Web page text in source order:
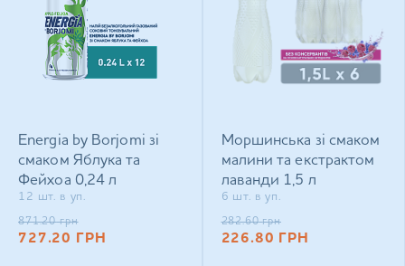
Energia by Borjomi зі
смаком Яблука та
Фейхоа 0,24 л
енергетичний
сильногазований напій
12 шт. в уп.
871.20 грн
727.20 ГРН
Моршинська зі смаком
малини та екстрактом
лаванди 1,5 л
негазований напій
6 шт. в уп.
282.60 грн
226.80 ГРН